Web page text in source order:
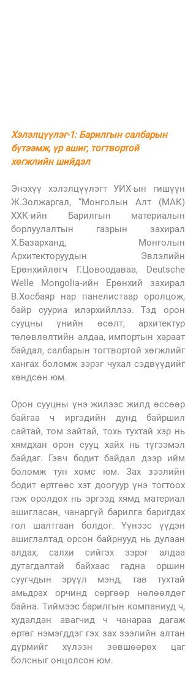
Хэлэлцүүлэг-1: Барилгын салбарын
бүтээмж, үр ашиг, тогтвортой
хөгжлийн шийдэл
Энэхүү хэлэлцүүлэгт УИХ-ын гишүүн
Ж.Золжаргал, “Монголын Алт (МАК)
ХХК-ийн Барилгын материалын
борлуулалтын газрын захирал
Х.Базарханд, Монголын
Архитекторуудын Эвлэлийн
Ерөнхийлөгч Г.Цовоодаваа, Deutsche
Welle Mongolia-ийн Ерөнхий захирал
В.Хосбаяр нар панелистаар оролцож,
байр сууриа илэрхийллээ. Тэд орон
сууцны үнийн өсөлт, архитектур
төлөвлөлтийн алдаа, импортын хараат
байдал, салбарын тогтвортой хөгжлийг
хангах боломж зэрэг чухал сэдвүүдийг
хөндсөн юм.
Орон сууцны үнэ жилээс жилд өссөөр
байгаа ч иргэдийн дунд байршил
сайтай, том зайтай, тохь тухтай хэр нь
хямдхан орон сууц хайх нь түгээмэл
байдаг. Гэвч бодит байдал дээр ийм
боломж тун хомс юм. Зах зээлийн
бодит өртгөөс хэт доогуур үнэ тогтоох
гэж оролдох нь эргээд хямд материал
ашигласан, чанаргүй барилга баригдах
гол шалтгаан болдог. Үүнээс үүдэн
ашиглалтад орсон байрнууд нь дулаан
алдах, салхи сийгэх зэрэг алдаа
дутагдалтай байхаас гадна оршин
суугчдын эрүүл мэнд, тав тухтай
амьдрах орчинд сөргөөр нөлөөлдөг
байна. Тиймээс барилгын компаниуд ч,
худалдан авагчид ч чанараа дагаж
өртөг нэмэгддэг гэх зах зээлийн алтан
дүрмийг хүлээн зөвшөөрөх цаг
болсныг онцолсон юм.